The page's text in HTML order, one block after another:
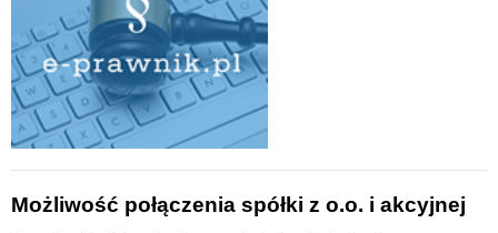
Możliwość połączenia spółki z o.o. i akcyjnej